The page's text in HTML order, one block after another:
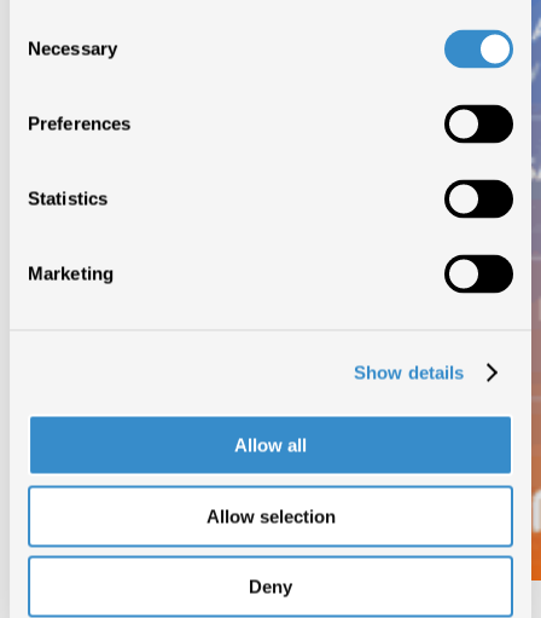
Selection
Necessary
Preferences
Statistics
Marketing
Show details
Allow all
Allow selection
Deny